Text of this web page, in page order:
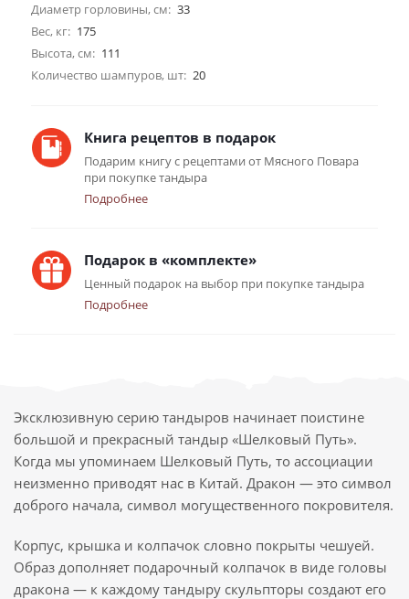
Диаметр горловины, см: 33
Вес, кг: 175
Высота, см: 111
Количество шампуров, шт: 20
Книга рецептов в подарок
Подарим книгу с рецептами от Мясного Повара
при покупке тандыра
Подробнее
Подарок в «комплекте»
Ценный подарок на выбор при покупке тандыра
Подробнее
Эксклюзивную серию тандыров начинает поистине
большой и прекрасный тандыр «Шелковый Путь».
Когда мы упоминаем Шелковый Путь, то ассоциации
неизменно приводят нас в Китай. Дракон — это символ
доброго начала, символ могущественного покровителя.
Корпус, крышка и колпачок словно покрыты чешуей.
Образ дополняет подарочный колпачок в виде головы
дракона — к каждому тандыру скульпторы создают его